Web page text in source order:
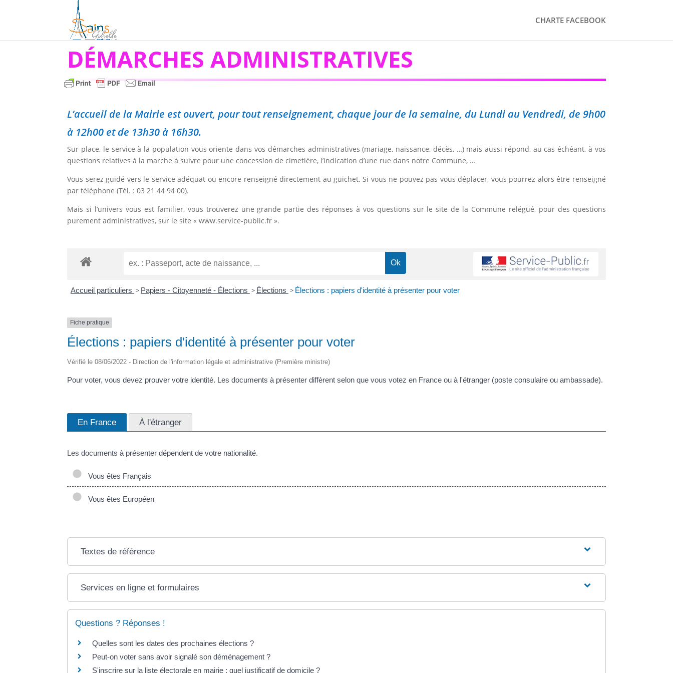
CHARTE FACEBOOK
DÉMARCHES ADMINISTRATIVES
L’accueil de la Mairie est ouvert, pour tout renseignement, chaque jour de la semaine, du Lundi au Vendredi, de 9h00
à 12h00 et de 13h30 à 16h30.
Sur place, le service à la population vous oriente dans vos démarches administratives (mariage, naissance, décès, …) mais aussi répond, au cas échéant, à vos
questions relatives à la marche à suivre pour une concession de cimetière, l’indication d’une rue dans notre Commune, …
Vous serez guidé vers le service adéquat ou encore renseigné directement au guichet. Si vous ne pouvez pas vous déplacer, vous pourrez alors être renseigné
par téléphone (Tél. : 03 21 44 94 00).
Mais si l’univers vous est familier, vous trouverez une grande partie des réponses à vos questions sur le site de la Commune relégué, pour des questions
purement administratives, sur le site « www.service-public.fr ».
Accueil particuliers > Papiers - Citoyenneté - Élections > Élections > Élections : papiers d'identité à présenter pour voter
Fiche pratique
Élections : papiers d'identité à présenter pour voter
Vérifié le 08/06/2022 - Direction de l'information légale et administrative (Première ministre)
Pour voter, vous devez prouver votre identité. Les documents à présenter diffèrent selon que vous votez en France ou à l'étranger (poste consulaire ou ambassade).
En France À l'étranger
Les documents à présenter dépendent de votre nationalité.
Vous êtes Français
Vous êtes Européen
Textes de référence
Services en ligne et formulaires
Questions ? Réponses !
Quelles sont les dates des prochaines élections ?
Peut-on voter sans avoir signalé son déménagement ?
S'inscrire sur la liste électorale en mairie : quel justificatif de domicile ?